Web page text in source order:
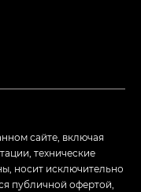
сайте, включая
технические
носит исключительно
публичной офертой,